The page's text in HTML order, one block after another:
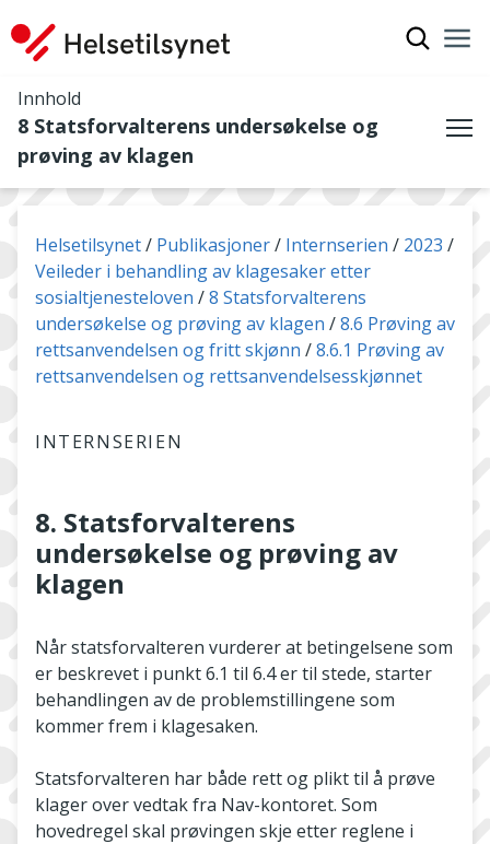
Innhold
8 Statsforvalterens undersøkelse og
prøving av klagen
Du er her:
Helsetilsynet Publikasjoner Internserien
2023
Veileder i behandling av klagesaker etter
sosialtjenesteloven
8 Statsforvalterens
undersøkelse og prøving av klagen
8.6 Prøving av
rettsanvendelsen og fritt skjønn
8.6.1 Prøving av
rettsanvendelsen og rettsanvendelsesskjønnet
INTERNSERIEN
8. Statsforvalterens
undersøkelse og prøving av
klagen
Når statsforvalteren vurderer at betingelsene som
er beskrevet i punkt 6.1 til 6.4 er til stede, starter
behandlingen av de problemstillingene som
kommer frem i klagesaken.
Statsforvalteren har både rett og plikt til å prøve
klager over vedtak fra Nav­-kontoret. Som
hovedregel skal prøvingen skje etter reglene i